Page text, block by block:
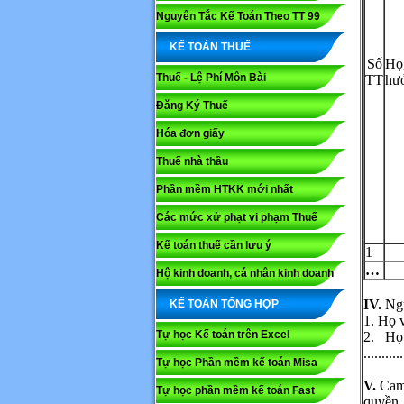
Nguyên Tắc Kế Toán Theo TT 99
KẾ TOÁN THUẾ
Thuế - Lệ Phí Môn Bài
Đăng Ký Thuế
Hóa đơn giấy
Thuế nhà thầu
Phần mềm HTKK mới nhất
Các mức xử phạt vi phạm Thuế
Kế toán thuế cần lưu ý
Hộ kinh doanh, cá nhân kinh doanh
KẾ TOÁN TỔNG HỢP
Tự học Kế toán trên Excel
Tự học Phần mềm kế toán Misa
Tự học phần mềm kế toán Fast
Số
TT
1
…
IV.
1. Họ
2.
V.
Họ và
Nội